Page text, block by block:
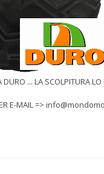
... LA SCOLPITURA
E-MAIL =>